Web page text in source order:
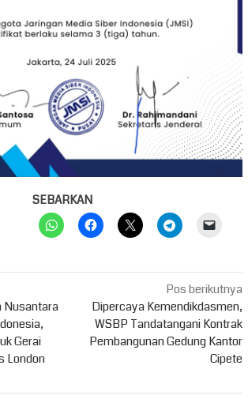
SEBARKAN
Nusantara
Gerai
London
Pos berikutnya
Dipercaya Kemendikdasmen,
WSBP Tandatangani Kontrak
Pembangunan Gedung Kantor
Cipete